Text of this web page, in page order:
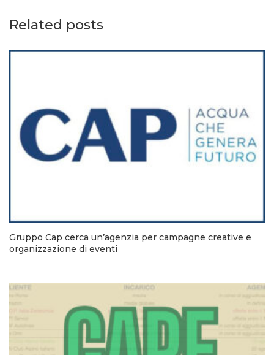
Related posts
Gruppo Cap cerca un’agenzia per campagne creative e
organizzazione di eventi